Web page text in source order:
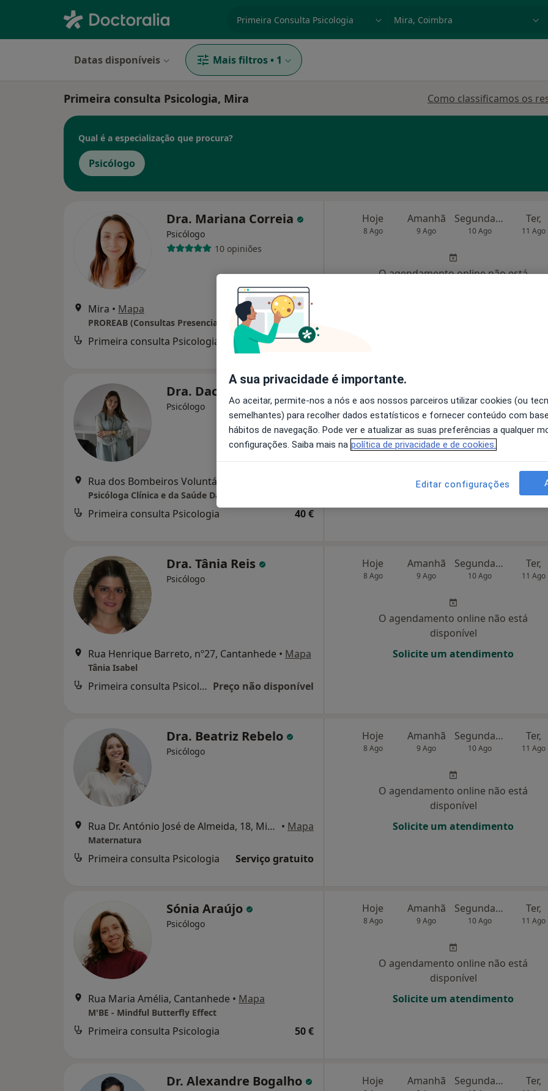
Datas disponíveis Mais filtros • 1
Primeira consulta Psicologia, Mira Como classificamos os
Qual é a especialização que procura?
Psicólogo
Dra. Mariana Correia
Psicólogo
10 opiniões
Mira • Mapa
PROREAB (Consultas Presenciais)
Primeira consulta Psicologia desde 45 €
Hoje
8 Ago
Amanhã
9 Ago
Segunda-feira
10 Ago
Ter,
11 Ago
O agendamento online não está
Dra. Daciana Marques
Psicólogo
Psicóloga Clínica e da Saúde Daciana Marques
Primeira consulta Psicologia 40 €
8 Ago 9 Ago 10 Ago 11 Ago
O agendamento online não está
Solicite um atendimento
Dra. Tânia Reis
Psicólogo
Rua Henrique Barreto, nº27, Cantanhede • Mapa
Tânia Isabel
Primeira consulta Psicologia Preço não disponível
Hoje
8 Ago
Amanhã
9 Ago
Segunda-feira
10 Ago
Ter,
11 Ago
O agendamento online não está
disponível
Solicite um atendimento
Dra. Beatriz Rebelo
Psicólogo
Rua Dr. António José de Almeida, 18, Mira, Portugal, • Mapa
Maternatura
Primeira consulta Psicologia Serviço gratuito
Hoje
8 Ago
Amanhã
9 Ago
Segunda-feira
10 Ago
Ter,
11 Ago
O agendamento online não está
disponível
Solicite um atendimento
Sónia Araújo
Psicólogo
Rua Maria Amélia, Cantanhede • Mapa
M'BE - Mindful Butterfly Effect
Primeira consulta Psicologia 50 €
Hoje
8 Ago
Amanhã
9 Ago
Segunda-feira
10 Ago
Ter,
11 Ago
O agendamento online não está
disponível
Solicite um atendimento
Dr. Alexandre Bogalho Hoje Amanhã Segunda-feira Ter,
A sua privacidade é importante.
Ao aceitar, permite-nos a nós e aos nossos parceiros utilizar cookies (ou
semelhantes) para recolher dados estatísticos e fornecer conteúdo com
hábitos de navegação. Pode ver e atualizar as suas preferências a qualquer
configurações. Saiba mais na política de privacidade e de cookies.
Editar configurações